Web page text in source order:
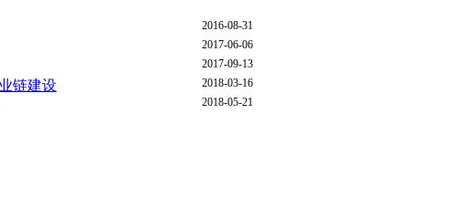
2016-08-31
2017-06-06
2017-09-13
链建设 2018-03-16
2018-05-21